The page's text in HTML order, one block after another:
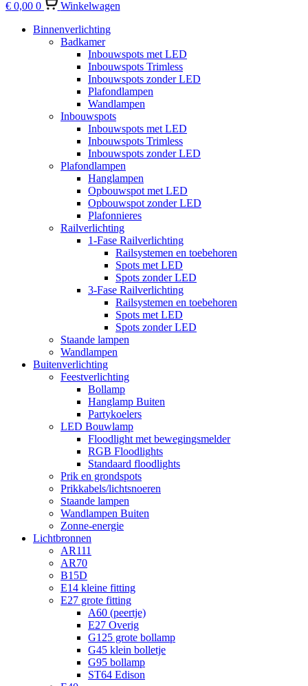
€ 0,00 0
Winkelwagen
Binnenverlichting
Badkamer
Inbouwspots met LED
Inbouwspots Trimless
Inbouwspots zonder LED
Plafondlampen
Wandlampen
Inbouwspots
Inbouwspots met LED
Inbouwspots Trimless
Inbouwspots zonder LED
Plafondlampen
Hanglampen
Opbouwspot met LED
Opbouwspot zonder LED
Plafonnieres
Railverlichting
1-Fase Railverlichting
Railsystemen en toebehoren
Spots met LED
Spots zonder LED
3-Fase Railverlichting
Railsystemen en toebehoren
Spots met LED
Spots zonder LED
Staande lampen
Wandlampen
Buitenverlichting
Feestverlichting
Bollamp
Hanglamp Buiten
Partykoelers
LED Bouwlamp
Floodlight met bewegingsmelder
RGB Floodlights
Standaard floodlights
Prik en grondspots
Prikkabels/lichtsnoeren
Staande lampen
Wandlampen Buiten
Zonne-energie
Lichtbronnen
AR111
AR70
B15D
E14 kleine fitting
E27 grote fitting
A60 (peertje)
E27 Overig
G125 grote bollamp
G45 klein bolletje
G95 bollamp
ST64 Edison